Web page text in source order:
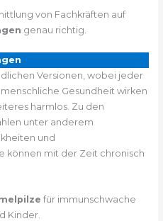
von Fachkräften auf
genau richtig.
Versionen, wobei jeder
Gesundheit wirken
harmlos. Zu den
unter anderem
und
können mit der Zeit chronisch
für immunschwache
Kinder.